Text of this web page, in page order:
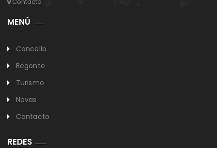
MENÚ
Concello
Begonte
Turismo
Novas
Contacto
REDES